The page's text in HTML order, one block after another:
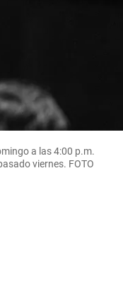
a las 4:00 p.m.
viernes. FOTO